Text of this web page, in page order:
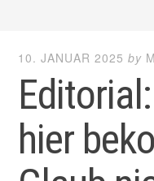
10. JANUAR 2025 by
hier